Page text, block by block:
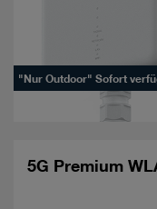
"Nur Outdoor" Sofort
5G Premium